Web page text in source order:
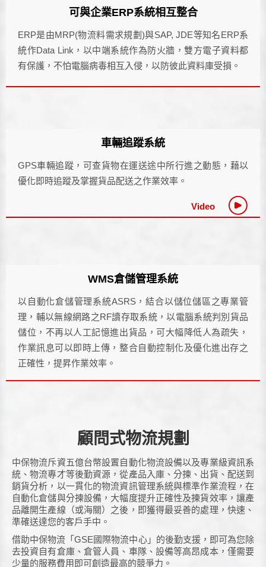
可與企業ERP系統相互整合
ERP是由MRP(物流料需求規劃)與SAP, JDE等知名ERP系
統作Data Link，以中端系統作為防火牆，雙方電子資料都
有保護，不怕電腦病毒相互入侵，以防彼此資料庫受損。
車輛追蹤系統
GPS車輛追蹤，可查貨物在運送途中所行進之動態，藉以
優化即時追蹤及掌握貨品配送之作業效率。
Video
WMS倉儲管理系統
以自動化倉儲管理系統ASRS，結合以儲位儲區之專業管
理，輔以無線網路之RF讀存取系統，以電腦系統判別貨品
儲位，不再以人工記憶進出貨品，可大幅降低人為疏失，
作業訊息可以即時上傳，整合自動控制化及優化進出存之
正確性，提昇作業效率。
顧問式物流規劃
中保物流斥資五億台幣設置自動化物流設備以及專業級資訊系
統、物流專才等後勤資源，從產品入庫、分揀、出貨、配送到
銷貨分析，以一貫化的物流資訊管理系統與標準作業流程，在
自動化倉儲與分揀設備，大幅度提升正確性及揀貨效率，讓產
品離開生產線（或海關）之後，即獲得最妥善的處理，快速、
準確送達您的客戶手中。
借助中保物流「GSE國際物流中心」的後勤支援，即可為您除
去投資自有倉庫、倉管人員、車隊、設備等高昂成本，僅需要
少量的服務費用即可創造最高的競爭力。